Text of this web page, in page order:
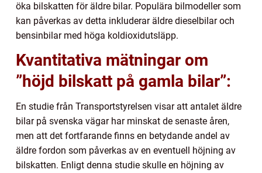
öka bilskatten för äldre bilar. Populära bilmodeller som
kan påverkas av detta inkluderar äldre dieselbilar och
bensinbilar med höga koldioxidutsläpp.
Kvantitativa mätningar om
”höjd bilskatt på gamla bilar”:
En studie från Transportstyrelsen visar att antalet äldre
bilar på svenska vägar har minskat de senaste åren,
men att det fortfarande finns en betydande andel av
äldre fordon som påverkas av en eventuell höjning av
bilskatten. Enligt denna studie skulle en höjning av